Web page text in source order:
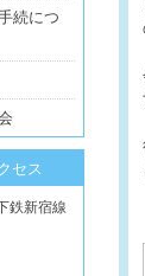
続につ
セス
鉄新宿線